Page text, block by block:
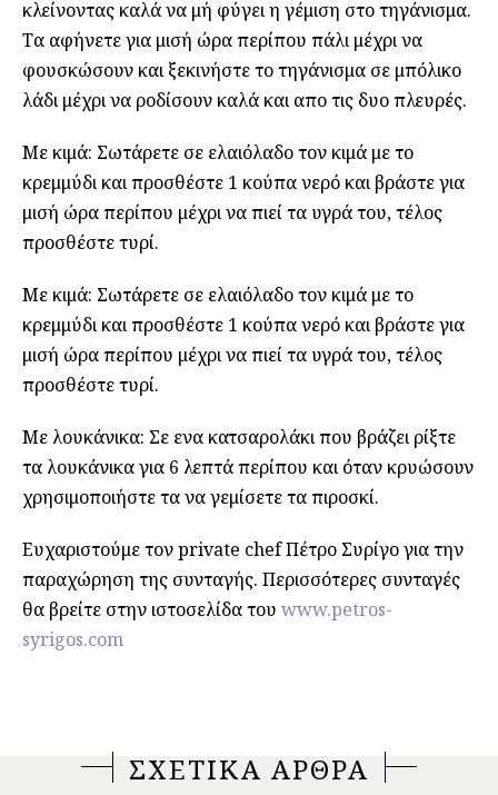
κλείνοντας καλά να μή φύγει η γέμιση στο τηγάνισμα.
Τα αφήνετε για μισή ώρα περίπου πάλι μέχρι να
φουσκώσουν και ξεκινήστε το τηγάνισμα σε μπόλικο
λάδι μέχρι να ροδίσουν καλά και απο τις δυο πλευρές.
Με κιμά: Σωτάρετε σε ελαιόλαδο τον κιμά με το
κρεμμύδι και προσθέστε 1 κούπα νερό και βράστε για
μισή ώρα περίπου μέχρι να πιεί τα υγρά του, τέλος
προσθέστε τυρί.
Με κιμά: Σωτάρετε σε ελαιόλαδο τον κιμά με το
κρεμμύδι και προσθέστε 1 κούπα νερό και βράστε για
μισή ώρα περίπου μέχρι να πιεί τα υγρά του, τέλος
προσθέστε τυρί.
Με λουκάνικα: Σε ενα κατσαρολάκι που βράζει ρίξτε
τα λουκάνικα για 6 λεπτά περίπου και όταν κρυώσουν
χρησιμοποιήστε τα να γεμίσετε τα πιροσκί.
Ευχαριστούμε τον private chef Πέτρο Συρίγο για την
παραχώρηση της συνταγής. Περισσότερες συνταγές
θα βρείτε στην ιστοσελίδα του www.petros-
syrigos.com
ΣΧΕΤΙΚΑ ΑΡΘΡΑ